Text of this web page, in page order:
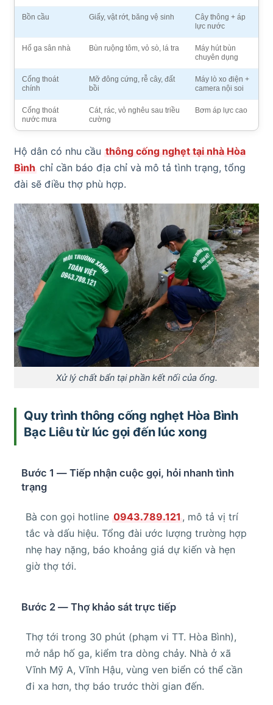
Bồn cầu Giấy, vật rớt, băng vệ sinh
Cây thông + áp
lực nước
Hố ga sân nhà Bùn ruộng tôm, vỏ sò, lá tra
Máy hút bùn
chuyên dụng
Cống thoát
chính
Mỡ đông cứng, rễ cây, đất
bồi
Máy lò xo điện +
camera nội soi
Cống thoát
nước mưa
Cát, rác, vỏ nghêu sau triều
cường
Bơm áp lực cao
Hộ dân có nhu cầu thông cống nghẹt tại nhà Hòa
Bình chỉ cần báo địa chỉ và mô tả tình trạng, tổng
đài sẽ điều thợ phù hợp.
Xử lý chất bẩn tại phần kết nối của ống.
Quy trình thông cống nghẹt Hòa Bình
Bạc Liêu từ lúc gọi đến lúc xong
Bước 1 — Tiếp nhận cuộc gọi, hỏi nhanh tình
trạng
Bà con gọi hotline 0943.789.121 , mô tả vị trí
tắc và dấu hiệu. Tổng đài ước lượng trường hợp
nhẹ hay nặng, báo khoảng giá dự kiến và hẹn
giờ thợ tới.
Bước 2 — Thợ khảo sát trực tiếp
Thợ tới trong 30 phút (phạm vi TT. Hòa Bình),
mở nắp hố ga, kiểm tra dòng chảy. Nhà ở xã
Vĩnh Mỹ A, Vĩnh Hậu, vùng ven biển có thể cần
đi xa hơn, thợ báo trước thời gian đến.